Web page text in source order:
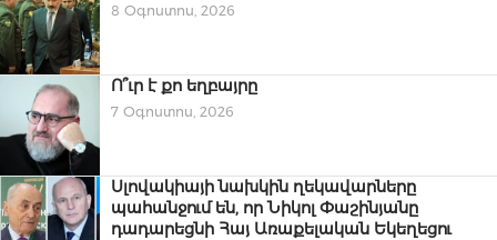
8 Օգոստոս, 2026
Ո՞ւր է քո եղբայրը
7 Օգոստոս, 2026
Սլովակիայի նախկին ղեկավարները
պահանջում են, որ Նիկոլ Փաշինյանը
դադարեցնի Հայ Առաքելական Եկեղեցու